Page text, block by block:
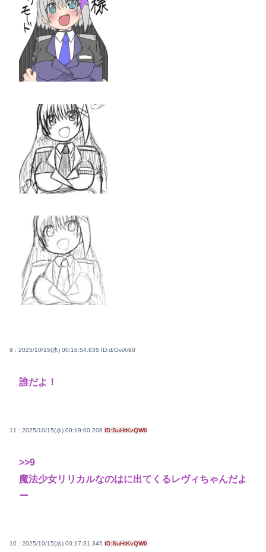
9 : 2025/10/15(水) 00:16:54.835 ID:d/OviXi90
誰だよ！
11 : 2025/10/15(水) 00:19:00.208 ID:SuHtKvQW0
>>9
魔法少女リリカルなのはに出てくるレヴィちゃんだよ
ー
10 : 2025/10/15(水) 00:17:31.345 ID:SuHtKvQW0